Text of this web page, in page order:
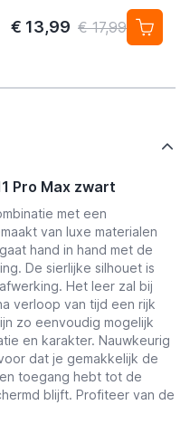
iPhone 11 Pro Max
€ 13,99 € 17,99
Pro Max zwart
met een
van luxe materialen
hand in hand met de
De sierlijke silhouet is
Het leer zal bij
verloop van tijd een rijk
zo eenvoudig mogelijk
en karakter. Nauwkeurig
dat je gemakkelijk de
toegang hebt tot de
blijft. Profiteer van de